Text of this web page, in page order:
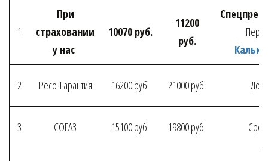
1
При
страховании
у нас
10070 руб.
11200
руб.
2 Ресо-Гарантия 16200 руб. 21000 руб.
3 СОГАЗ 15100 руб. 19800 руб.